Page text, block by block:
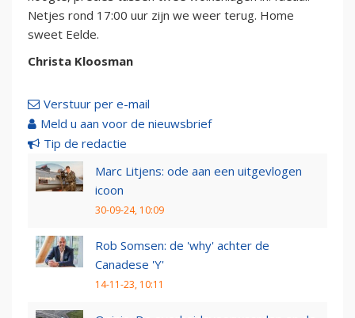
Netjes rond 17:00 uur zijn we weer terug. Home
sweet Eelde.
Christa Kloosman
Verstuur per e-mail
Meld u aan voor de nieuwsbrief
Tip de redactie
Marc Litjens: ode aan een uitgevlogen
icoon
30-09-24, 10:09
Rob Somsen: de 'why' achter de
Canadese 'Y'
14-11-23, 10:11